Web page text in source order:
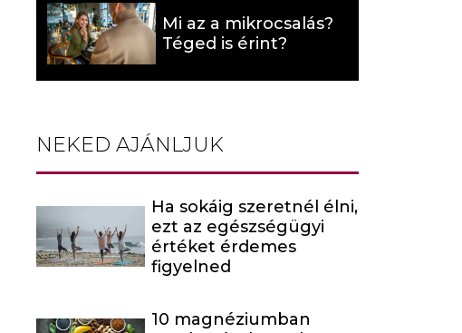
Mi az a mikrocsalás?
Téged is érint?
NEKED AJÁNLJUK
Ha sokáig szeretnél élni,
ezt az egészségügyi
értéket érdemes
figyelned
10 magnéziumban